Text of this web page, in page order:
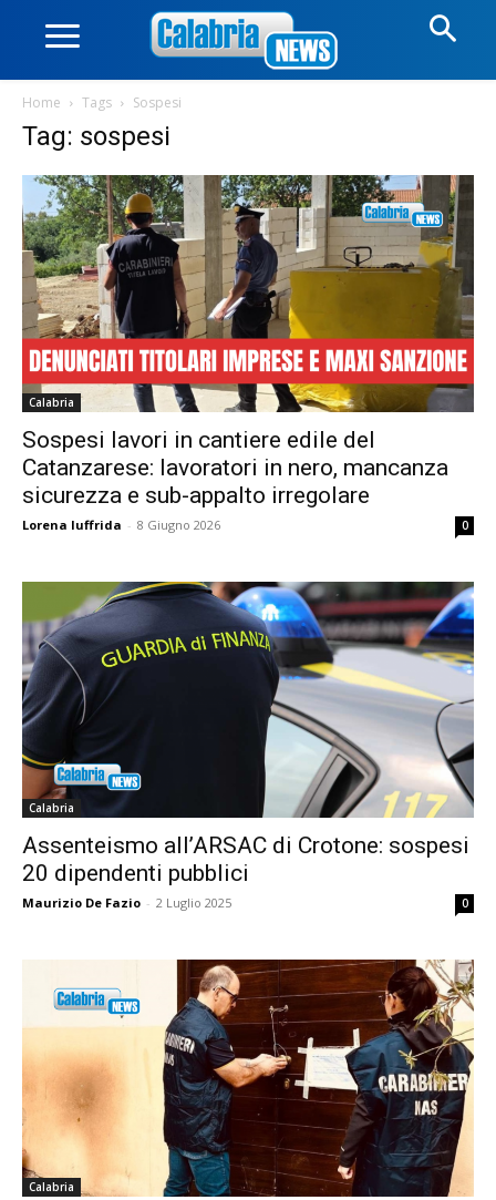
Home Tags Sospesi
Tag: sospesi
Calabria
Sospesi lavori in cantiere edile del
Catanzarese: lavoratori in nero, mancanza
sicurezza e sub-appalto irregolare
Lorena Iuffrida - 8 Giugno 2026 0
Calabria
Assenteismo all’ARSAC di Crotone: sospesi
20 dipendenti pubblici
Maurizio De Fazio - 2 Luglio 2025 0
Calabria